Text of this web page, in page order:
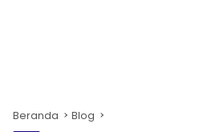
Beranda Blog